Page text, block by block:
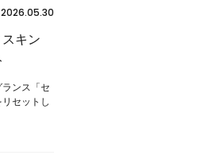
2026.05.30
キン
ンス「セ
セットし